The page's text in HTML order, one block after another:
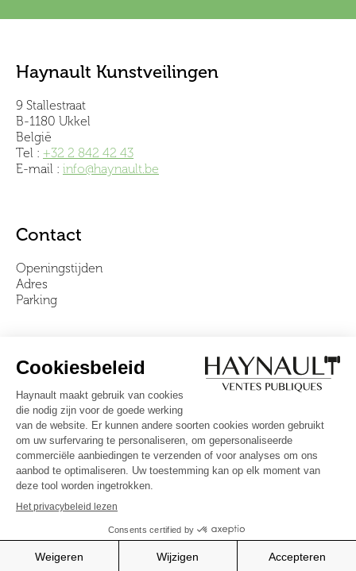
Haynault Kunstveilingen
9 Stallestraat
B-1180 Ukkel
België
Tel : +32 2 842 42 43
E-mail : info@haynault.be
Contact
Openingstijden
Adres
Parking
Over ons
Ons team
Video's
Veelgestelde vragen
Algemene voorwaarden
Volg ons